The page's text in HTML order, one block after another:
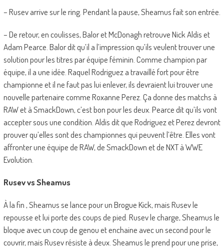
– Rusev arrive sur le ring. Pendant la pause, Sheamus fait son entrée.
– De retour, en coulisses, Balor et McDonagh retrouve Nick Aldis et
Adam Pearce. Balor dit qu’il a l’impression qu’ils veulent trouver une
solution pour les titres par équipe féminin. Comme champion par
équipe, il a une idée. Raquel Rodriguez a travaillé fort pour être
championne et il ne faut pas lui enlever, ils devraient lui trouver une
nouvelle partenaire comme Roxanne Perez. Ça donne des matchs à
RAW et à SmackDown, c’est bon pour les deux. Pearce dit qu’ils vont
accepter sous une condition. Aldis dit que Rodriguez et Perez devront
prouver qu’elles sont des championnes qui peuvent l’être. Elles vont
affronter une équipe de RAW, de SmackDown et de NXT à WWE
Evolution.
Rusev vs Sheamus
À la fin , Sheamus se lance pour un Brogue Kick, mais Rusev le
repousse et lui porte des coups de pied. Rusev le charge, Sheamus le
bloque avec un coup de genou et enchaine avec un second pour le
couvrir, mais Rusev résiste à deux. Sheamus le prend pour une prise,